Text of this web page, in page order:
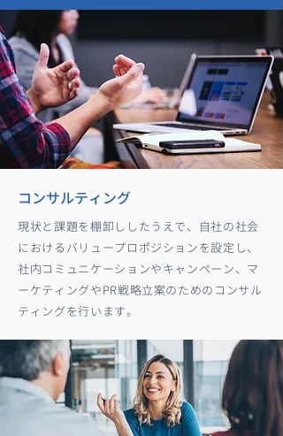
コンサルティング
現状と課題を棚卸ししたうえで、自社の社会
におけるバリュープロポジションを設定し、
社内コミュニケーションやキャンペーン、マ
ーケティングやPR戦略立案のためのコンサル
ティングを行います。